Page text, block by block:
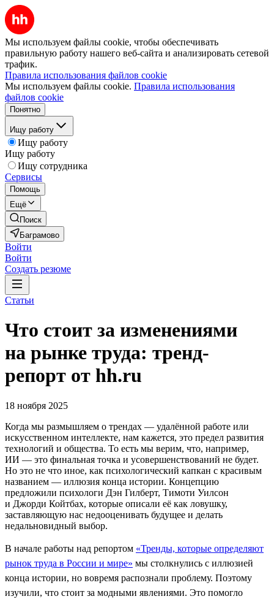
Мы используем файлы cookie, чтобы обеспечивать
правильную работу нашего веб-сайта и анализировать сетевой
трафик.
Правила использования файлов cookie
Мы используем файлы cookie. Правила использования
файлов cookie
Понятно
Ищу работу
Ищу работу
Ищу работу
Ищу сотрудника
Сервисы
Помощь
Ещё
Поиск
Баграмово
Войти
Войти
Создать резюме
Статьи
Что стоит за изменениями
на рынке труда: тренд-
репорт от hh.ru
18 ноября 2025
Когда мы размышляем о трендах — удалённой работе или
искусственном интеллекте, нам кажется, это предел развития
технологий и общества. То есть мы верим, что, например,
ИИ — это финальная точка и усовершенствований не будет.
Но это не что иное, как психологический капкан с красивым
названием — иллюзия конца истории. Концепцию
предложили психологи Дэн Гилберт, Тимоти Уилсон
и Джорди Койтбах, которые описали её как ловушку,
заставляющую нас недооценивать будущее и делать
недальновидный выбор.
В начале работы над репортом «Тренды, которые определяют
рынок труда в России и мире» мы столкнулись с иллюзией
конца истории, но вовремя распознали проблему. Поэтому
изучили, что стоит за модными явлениями. Это помогло